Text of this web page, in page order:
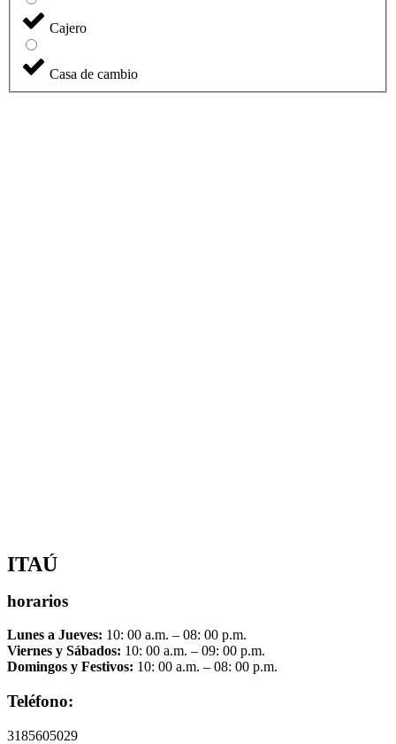
Cajero
Casa de cambio
ITAÚ
horarios
Lunes a Jueves: 10: 00 a.m. – 08: 00 p.m.
Viernes y Sábados: 10: 00 a.m. – 09: 00 p.m.
Domingos y Festivos: 10: 00 a.m. – 08: 00 p.m.
Teléfono:
3185605029